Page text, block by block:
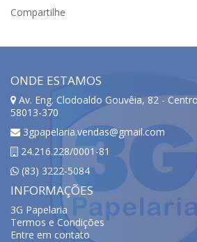
Compartilhe
ONDE ESTAMOS
Av. Eng. Clodoaldo Gouvêia, 82 -
58013-370
3gpapelaria.vendas@gmail.com
24.216.228/0001-81
(83) 3222-5084
INFORMAÇÕES
3G Papelaria
Termos e Condições
Entre em contato